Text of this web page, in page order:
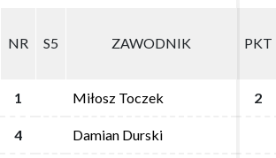
NR S5 ZAWODNIK PKT
1 Miłosz Toczek 2
4 Damian Durski
NR S5 ZAWODNIK PKT
1 Miłosz Toczek 2
4 Damian Durski